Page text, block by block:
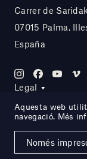
Carrer de
07015 Palma,
España
Legal
Site by
Aquesta web
navegació. Més
Només